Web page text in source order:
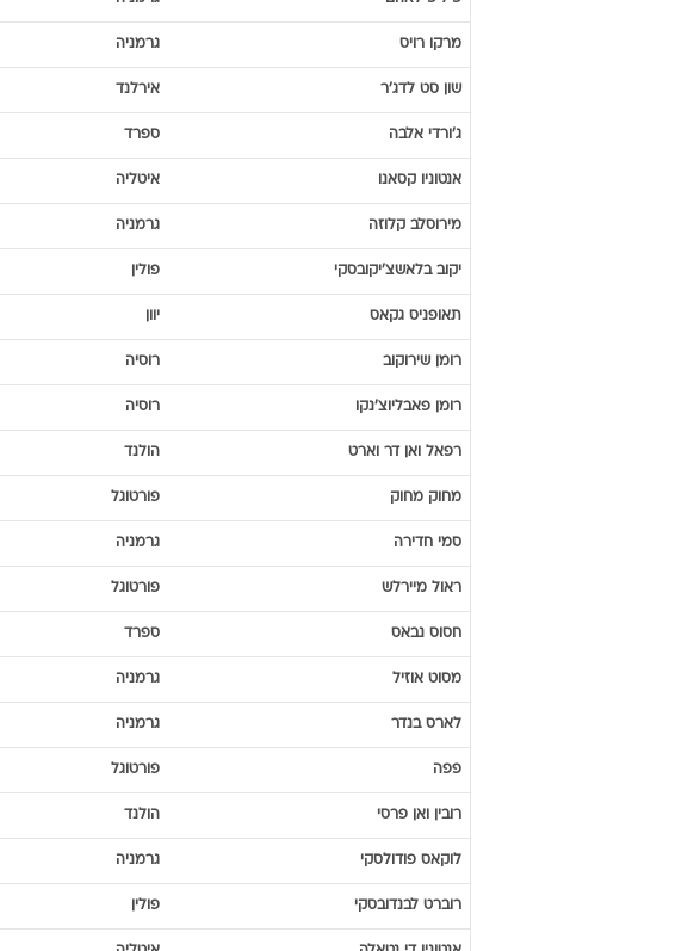
מרקו רויס גרמניה
שון סט לדג'ר אירלנד
ג'ורדי אלבה ספרד
אנטוניו קסאנו איטליה
מירוסלב קלוזה גרמניה
יקוב בלאשצ'יקובסקי פולין
תאופניס גקאס יוון
רומן שירוקוב רוסיה
רומן פאבליוצ'נקו רוסיה
רפאל ואן דר וארט הולנד
מחוק מחוק פורטוגל
סמי חדירה גרמניה
ראול מיירלש פורטוגל
חסוס נבאס ספרד
מסוט אוזיל גרמניה
לארס בנדר גרמניה
פפה פורטוגל
רובין ואן פרסי הולנד
לוקאס פודולסקי גרמניה
רוברט לבנדובסקי פולין